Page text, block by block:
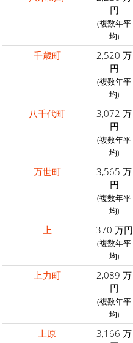
円
(複数年平
均)
千歳町
2,520 万
円
(複数年平
均)
八千代町
3,072 万
円
(複数年平
均)
万世町
3,565 万
円
(複数年平
均)
上 370 万円
(複数年平
均)
上力町
2,089 万
円
(複数年平
均)
上原
3,166 万